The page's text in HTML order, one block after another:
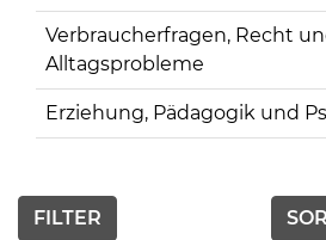
Verbraucherfragen, Recht
Alltagsprobleme
Erziehung, Pädagogik und
FILTER